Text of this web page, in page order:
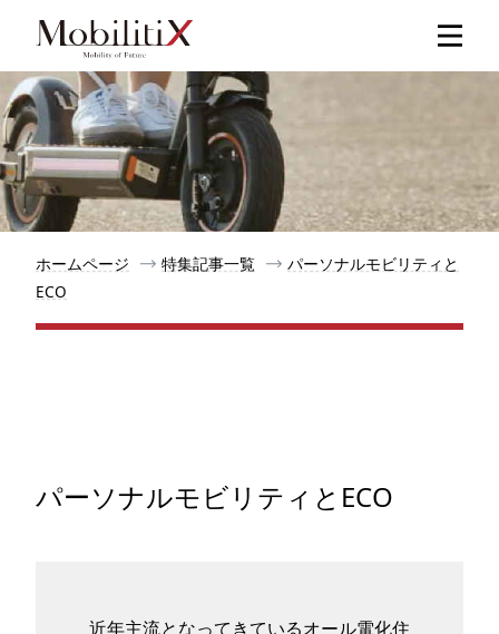
人気記事
特集記事
モビリティ
ホームページ 特集記事一覧
パーソナルモビリティと
ECO
パーソナルモビリティとECO
近年主流となってきているオール電化住